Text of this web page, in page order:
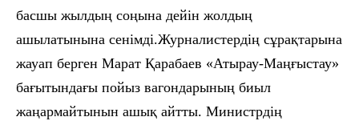
басшы жылдың соңына дейін жолдың
ашылатынына сенімді.Журналистердің сұрақтарына
жауап берген Марат Қарабаев «Атырау-Маңғыстау»
бағытындағы пойыз вагондарының биыл
жаңармайтынын ашық айтты. Министрдің